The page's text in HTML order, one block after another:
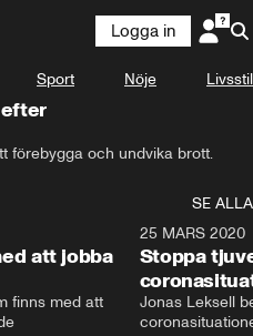
Logga in
Sport Nöje Livsstil
förebygga och undvika brott.
SE ALLA
att jobba
finns med att
25 MARS 2020
Stoppa
Jonas Leksell